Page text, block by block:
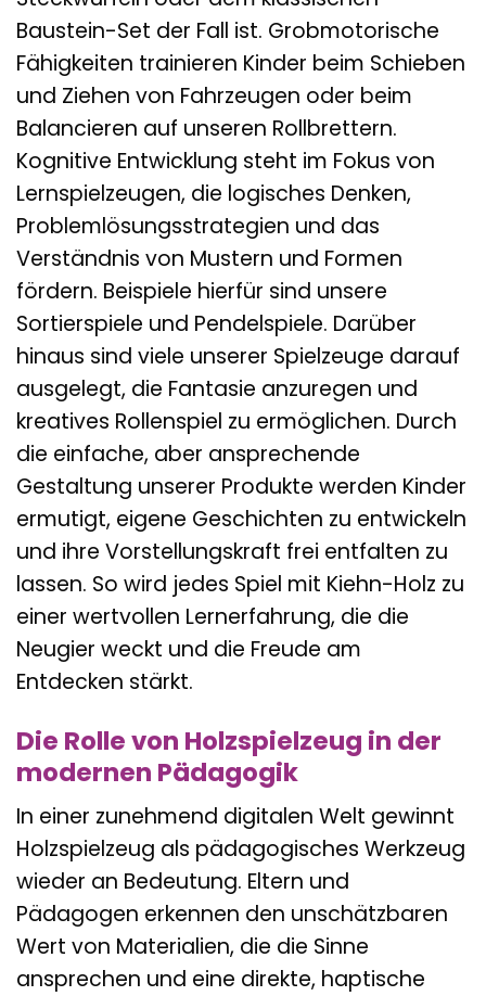
Baustein-Set der Fall ist. Grobmotorische
Fähigkeiten trainieren Kinder beim Schieben
und Ziehen von Fahrzeugen oder beim
Balancieren auf unseren Rollbrettern.
Kognitive Entwicklung steht im Fokus von
Lernspielzeugen, die logisches Denken,
Problemlösungsstrategien und das
Verständnis von Mustern und Formen
fördern. Beispiele hierfür sind unsere
Sortierspiele und Pendelspiele. Darüber
hinaus sind viele unserer Spielzeuge darauf
ausgelegt, die Fantasie anzuregen und
kreatives Rollenspiel zu ermöglichen. Durch
die einfache, aber ansprechende
Gestaltung unserer Produkte werden Kinder
ermutigt, eigene Geschichten zu entwickeln
und ihre Vorstellungskraft frei entfalten zu
lassen. So wird jedes Spiel mit Kiehn-Holz zu
einer wertvollen Lernerfahrung, die die
Neugier weckt und die Freude am
Entdecken stärkt.
Die Rolle von Holzspielzeug in der
modernen Pädagogik
In einer zunehmend digitalen Welt gewinnt
Holzspielzeug als pädagogisches Werkzeug
wieder an Bedeutung. Eltern und
Pädagogen erkennen den unschätzbaren
Wert von Materialien, die die Sinne
ansprechen und eine direkte, haptische